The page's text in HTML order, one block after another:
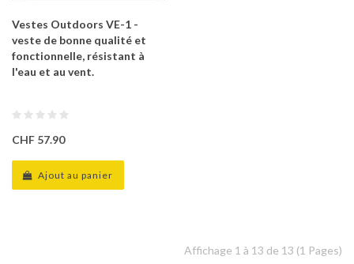
Vestes Outdoors VE-1 -
veste de bonne qualité et
fonctionnelle, résistant à
l'eau et au vent.
CHF 57.90
Ajout au panier
Affichage 1 à 13 de 13 (1 Pages)